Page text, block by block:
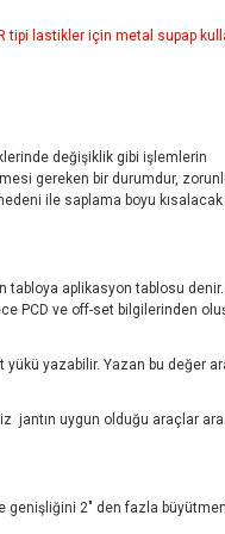
lastikler için metal supap
değişiklik gibi işlemlerin
gereken bir durumdur,
nedeni ile saplama boyu
tabloya aplikasyon tablosu
PCD ve off-set bilgilerinden
yazabilir. Yazan bu değer
uygun olduğu araçlar
genişliğini 2" den fazla